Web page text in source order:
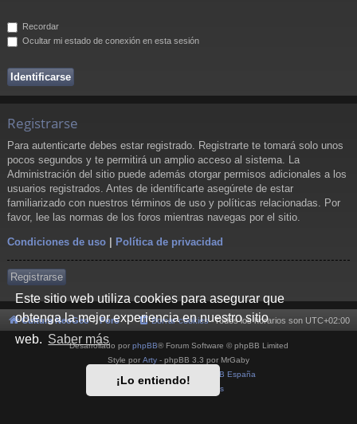
Este sitio web utiliza cookies para asegurar que
obtenga la mejor experiencia en nuestro sitio
web. Saber más
¡Lo entiendo!
Recordar
Ocultar mi estado de conexión en esta sesión
Registrarse
Para autenticarte debes estar registrado. Registrarte te tomará solo unos
pocos segundos y te permitirá un amplio acceso al sistema. La
Administración del sitio puede además otorgar permisos adicionales a los
usuarios registrados. Antes de identificarte asegúrete de estar
familiarizado con nuestros términos de uso y políticas relacionadas. Por
favor, lee las normas de los foros mientras navegas por el sitio.
Condiciones de uso Política de privacidad
Registrarse
Cultura NeoGeo Foro Todos los horarios son UTC+02:00
Borrar cookies
Desarrollado por phpBB® Forum Software © phpBB Limited
Style por Arty - phpBB 3.3 por MrGaby
phpBB España
Condiciones